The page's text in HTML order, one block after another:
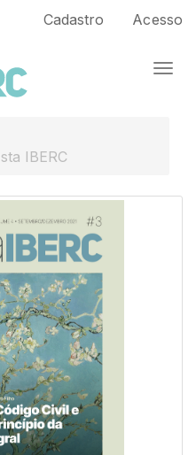
Cadastro Acesso
IBERC